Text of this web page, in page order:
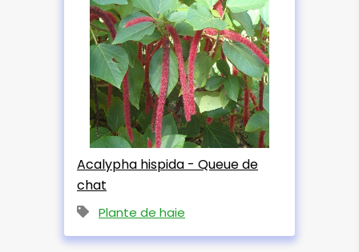
Acalypha hispida - Queue de
chat
Plante de haie